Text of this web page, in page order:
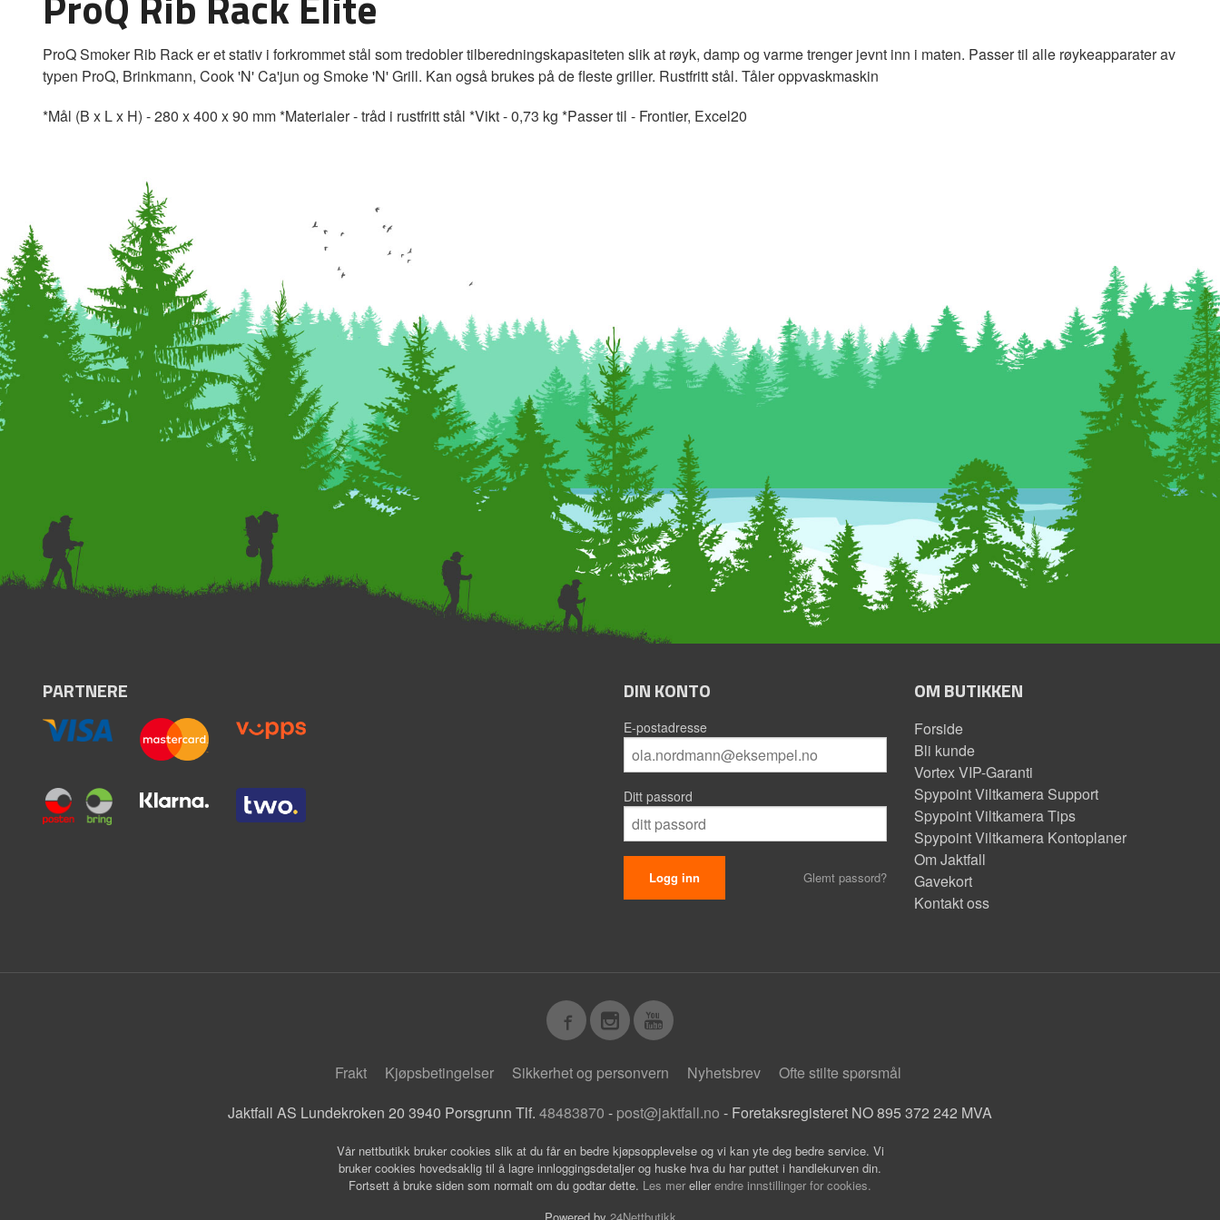
ProQ Smoker Rib Rack er et stativ i forkrommet stål som tredobler tilberedningskapasiteten slik at røyk, damp og varme trenger jevnt inn i maten. Passer til alle røykeapparater av
typen ProQ, Brinkmann, Cook 'N' Ca'jun og Smoke 'N' Grill. Kan også brukes på de fleste griller. Rustfritt stål. Tåler oppvaskmaskin
*Mål (B x L x H) - 280 x 400 x 90 mm *Materialer - tråd i rustfritt stål *Vikt - 0,73 kg *Passer til - Frontier, Excel20
PARTNERE DIN KONTO
E-postadresse
Ditt passord
Glemt passord?
OM BUTIKKEN
Forside
Bli kunde
Vortex VIP-Garanti
Spypoint Viltkamera Support
Spypoint Viltkamera Tips
Spypoint Viltkamera Kontoplaner
Om Jaktfall
Gavekort
Kontakt oss
Frakt Kjøpsbetingelser Sikkerhet og personvern Nyhetsbrev
Ofte stilte spørsmål
Jaktfall AS Lundekroken 20 3940 Porsgrunn Tlf. 48483870 - post@jaktfall.no - Foretaksregisteret NO 895 372 242 MVA
Vår nettbutikk bruker cookies slik at du får en bedre kjøpsopplevelse og vi kan yte deg bedre service. Vi
bruker cookies hovedsaklig til å lagre innloggingsdetaljer og huske hva du har puttet i handlekurven din.
Fortsett å bruke siden som normalt om du godtar dette. Les mer ellerendre innstillinger for cookies.
Powered by 24Nettbutikk